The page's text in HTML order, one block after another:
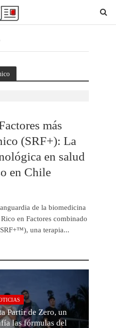
más
(SRF+): La
en salud
en Chile
de la biomedicina
en Factores combinado
una terapia...
Partir de Zero, un
las fórmulas del